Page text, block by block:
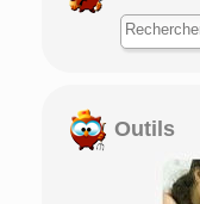
Outils